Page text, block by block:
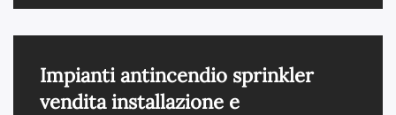
Impianti antincendio sprinkler
vendita installazione e